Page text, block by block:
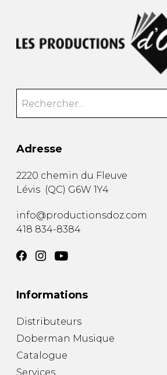
Adresse
2220 chemin du Fleuve
Lévis (QC) G6W 1Y4
info@productionsdoz.com
418 834-8384
Informations
Distributeurs
Doberman Musique
Catalogue
Services